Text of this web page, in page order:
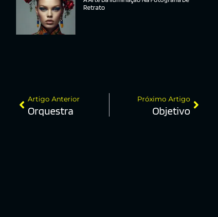
Retrato
Artigo Anterior
Orquestra
Próximo Artigo
Objetivo